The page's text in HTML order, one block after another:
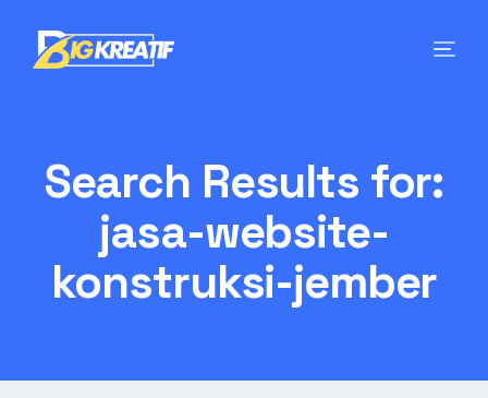
Search Results for:
jasa-website-
konstruksi-jember